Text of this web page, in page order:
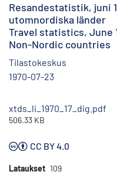
Resandestatistik, juni
utomnordiska länder
Travel statistics, June
Non-Nordic countries
Tilastokeskus
1970-07-23
xtds_li_1970_17_dig.pdf
506.33 KB
CC BY 4.0
Lataukset 109